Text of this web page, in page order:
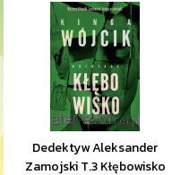
Dedektyw Aleksander
Zamojski T.3 Kłębowisko